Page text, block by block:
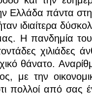
Ελλάδα πάντα
ιδιαίτερα
Η πανδημία
χιλιάδες
θάνατο.
με την
πολλοί από σας